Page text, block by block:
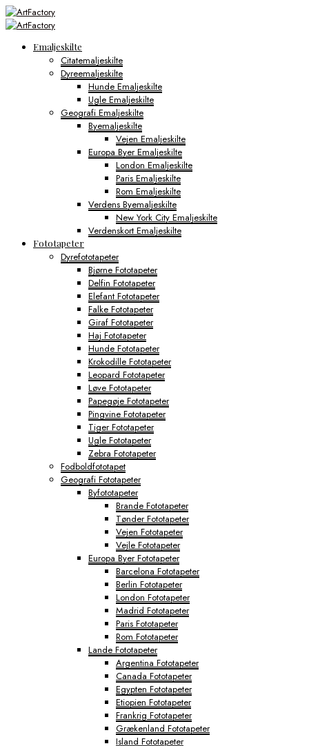
Emaljeskilte
Citatemaljeskilte
Dyreemaljeskilte
Hunde Emaljeskilte
Ugle Emaljeskilte
Geografi Emaljeskilte
Byemaljeskilte
Vejen Emaljeskilte
Europa Byer Emaljeskilte
London Emaljeskilte
Paris Emaljeskilte
Rom Emaljeskilte
Verdens Byemaljeskilte
New York City Emaljeskilte
Verdenskort Emaljeskilte
Fototapeter
Dyrefototapeter
Bjørne Fototapeter
Delfin Fototapeter
Elefant Fototapeter
Falke Fototapeter
Giraf Fototapeter
Haj Fototapeter
Hunde Fototapeter
Krokodille Fototapeter
Leopard Fototapeter
Løve Fototapeter
Papegøje Fototapeter
Pingvine Fototapeter
Tiger Fototapeter
Ugle Fototapeter
Zebra Fototapeter
Fodboldfototapet
Geografi Fototapeter
Byfototapeter
Brande Fototapeter
Tønder Fototapeter
Vejen Fototapeter
Vejle Fototapeter
Europa Byer Fototapeter
Barcelona Fototapeter
Berlin Fototapeter
London Fototapeter
Madrid Fototapeter
Paris Fototapeter
Rom Fototapeter
Lande Fototapeter
Argentina Fototapeter
Canada Fototapeter
Egypten Fototapeter
Etiopien Fototapeter
Frankrig Fototapeter
Grækenland Fototapeter
Island Fototapeter